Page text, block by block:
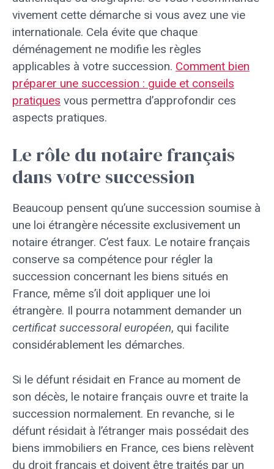
vivement cette démarche si vous avez une vie
internationale. Cela évite que chaque
déménagement ne modifie les règles
applicables à votre succession. Comment bien
préparer une succession : guide et conseils
pratiques vous permettra d’approfondir ces
aspects pratiques.
Le rôle du notaire français
dans votre succession
Beaucoup pensent qu’une succession soumise à
une loi étrangère nécessite exclusivement un
notaire étranger. C’est faux. Le notaire français
conserve sa compétence pour régler la
succession concernant les biens situés en
France, même s’il doit appliquer une loi
étrangère. Il pourra notamment demander un
certificat successoral européen, qui facilite
considérablement les démarches.
Si le défunt résidait en France au moment de
son décès, le notaire français ouvre et traite la
succession normalement. En revanche, si le
défunt résidait à l’étranger mais possédait des
biens immobiliers en France, ces biens relèvent
du droit français et doivent être traités par un